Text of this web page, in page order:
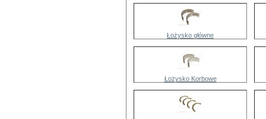
Łożysko główne
Łożysko Korbowe